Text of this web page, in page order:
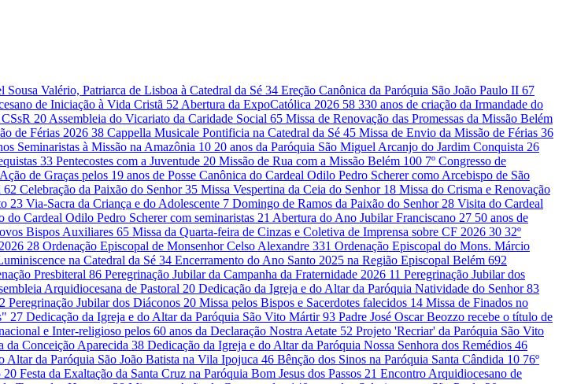
Valério, Patriarca de Lisboa à Catedral da Sé 34 Ereção Canônica da Paróquia São João Paulo II 67
de Iniciação à Vida Cristã 52 Abertura da ExpoCatólica 2026 58 330 anos de criação da Irmandade do
20 Assembleia do Vicariato da Caridade Social 65 Missa de Renovação das Promessas da Missão Belém
de Férias 2026 38 Cappella Musicale Pontificia na Catedral da Sé 45 Missa de Envio da Missão de Férias 36
Seminaristas à Missão na Amazônia 10 20 anos da Paróquia São Miguel Arcanjo do Jardim Conquista 26
33 Pentecostes com a Juventude 20 Missão de Rua com a Missão Belém 100 7º Congresso de
de Graças pelos 19 anos de Posse Canônica do Cardeal Odilo Pedro Scherer como Arcebispo de São
62 Celebração da Paixão do Senhor35 Missa Vespertina da Ceia do Senhor 18 Missa do Crisma e Renovação
23 Via-Sacra da Criança e do Adolescente 7 Domingo de Ramos da Paixão do Senhor 28 Visita do Cardeal
do Cardeal Odilo Pedro Scherer com seminaristas 21 Abertura do Ano Jubilar Franciscano 27 50 anos de
Bispos Auxiliares 65 Missa da Quarta-feira de Cinzas e Coletiva de Imprensa sobre CF 2026 30 32º
28 Ordenação Episcopal de Monsenhor Celso Alexandre 331 Ordenação Episcopal do Mons. Márcio
na Catedral da Sé 34 Encerramento do Ano Santo 2025 na Região Episcopal Belém 692
Presbiteral 86 Peregrinação Jubilar da Campanha da Fraternidade 2026 11 Peregrinação Jubilar dos
Arquidiocesana de Pastoral 20 Dedicação da Igreja e do Altar da Paróquia Natividade do Senhor83
Peregrinação Jubilar dos Diáconos 20 Missa pelos Bispos e Sacerdotes falecidos 14 Missa de Finados no
27 Dedicação da Igreja e do Altar da Paróquia São Vito Mártir93 Padre José Oscar Beozzo recebe o título de
e Inter-religioso pelos 60 anos da Declaração Nostra Aetate 52 Projeto 'Recriar' da Paróquia São Vito
da Conceição Aparecida 38 Dedicação da Igreja e do Altar da Paróquia Nossa Senhora dos Remédios 46
Altar da Paróquia São João Batista na Vila Ipojuca 46 Bênção dos Sinos na Paróquia Santa Cândida 10 76º
20 Festa da Exaltação da Santa Cruz na Paróquia Bom Jesus dos Passos 21 Encontro Arquidiocesano de